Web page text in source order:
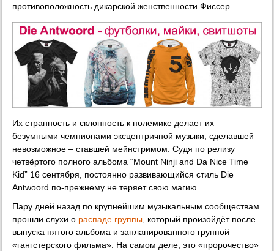
противоположность дикарской женственности Фиссер.
Их странность и склонность к полемике делает их
безумными чемпионами эксцентричной музыки, сделавшей
невозможное – ставшей мейнстримом. Судя по релизу
четвёртого полного альбома “Mount Ninji and Da Nice Time
Kid” 16 сентября, постоянно развивающийся стиль Die
Antwoord по-прежнему не теряет свою магию.
Пару дней назад по крупнейшим музыкальным сообществам
прошли слухи о распаде группы , который произойдёт после
выпуска пятого альбома и запланированного группой
«гангстерского фильма». На самом деле, это «пророчество»